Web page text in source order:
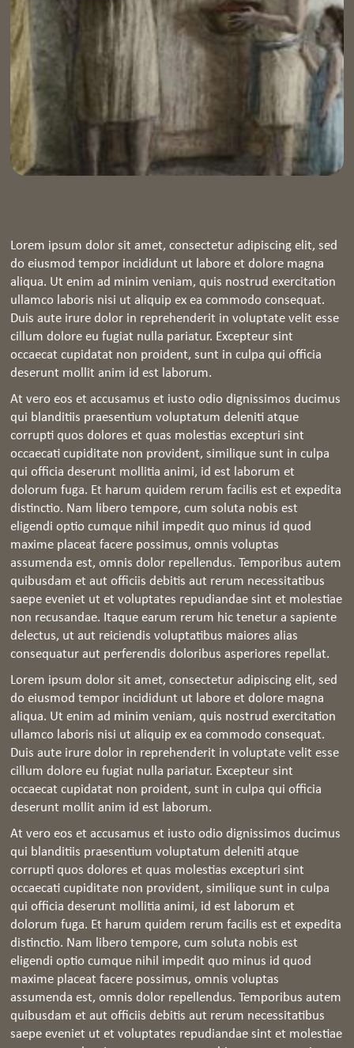
Lorem ipsum dolor sit amet, consectetur adipiscing elit, sed
do eiusmod tempor incididunt ut labore et dolore magna
aliqua. Ut enim ad minim veniam, quis nostrud exercitation
ullamco laboris nisi ut aliquip ex ea commodo consequat.
Duis aute irure dolor in reprehenderit in voluptate velit esse
cillum dolore eu fugiat nulla pariatur. Excepteur sint
occaecat cupidatat non proident, sunt in culpa qui officia
deserunt mollit anim id est laborum.
At vero eos et accusamus et iusto odio dignissimos ducimus
qui blanditiis praesentium voluptatum deleniti atque
corrupti quos dolores et quas molestias excepturi sint
occaecati cupiditate non provident, similique sunt in culpa
qui officia deserunt mollitia animi, id est laborum et
dolorum fuga. Et harum quidem rerum facilis est et expedita
distinctio. Nam libero tempore, cum soluta nobis est
eligendi optio cumque nihil impedit quo minus id quod
maxime placeat facere possimus, omnis voluptas
assumenda est, omnis dolor repellendus. Temporibus autem
quibusdam et aut officiis debitis aut rerum necessitatibus
saepe eveniet ut et voluptates repudiandae sint et molestiae
non recusandae. Itaque earum rerum hic tenetur a sapiente
delectus, ut aut reiciendis voluptatibus maiores alias
consequatur aut perferendis doloribus asperiores repellat.
Lorem ipsum dolor sit amet, consectetur adipiscing elit, sed
do eiusmod tempor incididunt ut labore et dolore magna
aliqua. Ut enim ad minim veniam, quis nostrud exercitation
ullamco laboris nisi ut aliquip ex ea commodo consequat.
Duis aute irure dolor in reprehenderit in voluptate velit esse
cillum dolore eu fugiat nulla pariatur. Excepteur sint
occaecat cupidatat non proident, sunt in culpa qui officia
deserunt mollit anim id est laborum.
At vero eos et accusamus et iusto odio dignissimos ducimus
qui blanditiis praesentium voluptatum deleniti atque
corrupti quos dolores et quas molestias excepturi sint
occaecati cupiditate non provident, similique sunt in culpa
qui officia deserunt mollitia animi, id est laborum et
dolorum fuga. Et harum quidem rerum facilis est et expedita
distinctio. Nam libero tempore, cum soluta nobis est
eligendi optio cumque nihil impedit quo minus id quod
maxime placeat facere possimus, omnis voluptas
assumenda est, omnis dolor repellendus. Temporibus autem
quibusdam et aut officiis debitis aut rerum necessitatibus
saepe eveniet ut et voluptates repudiandae sint et molestiae